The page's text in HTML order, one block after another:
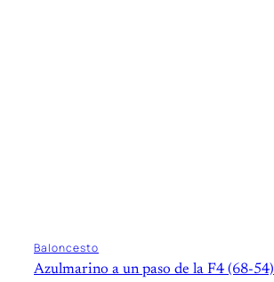
Baloncesto
Azulmarino a un paso de la F4 (68-54)